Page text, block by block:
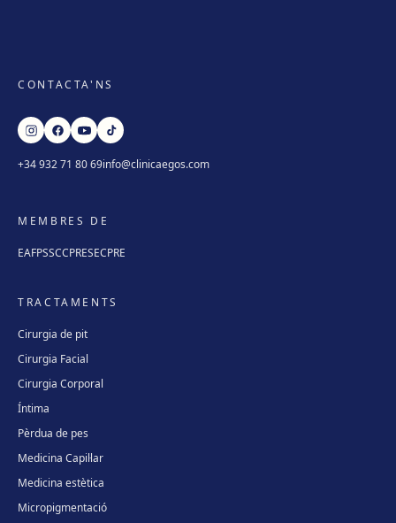
CONTACTA'NS
+34 932 71 80 69info@clinicaegos.com
MEMBRES DE
EAFPSSCCPRESECPRE
TRACTAMENTS
Cirurgia de pit
Cirurgia Facial
Cirurgia Corporal
Íntima
Pèrdua de pes
Medicina Capil·lar
Medicina estètica
Micropigmentació